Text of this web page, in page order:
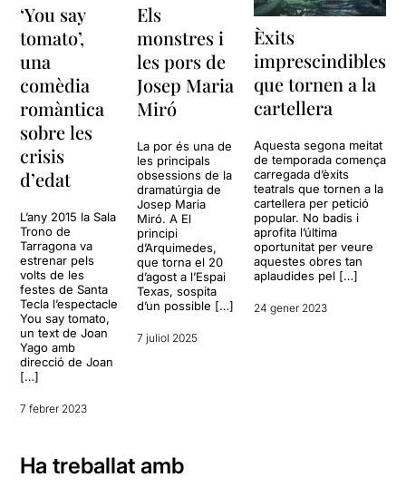
‘You say
tomato’,
una
comèdia
romàntica
sobre les
crisis
d’edat
L’any 2015 la Sala
Trono de
Tarragona va
estrenar pels
volts de les
festes de Santa
Tecla l’espectacle
You say tomato,
un text de Joan
Yago amb
direcció de Joan
[…]
7 febrer 2023
Els
monstres i
les pors de
Josep Maria
Miró
La por és una de
les principals
obsessions de la
dramatúrgia de
Josep Maria
Miró. A El
principi
d’Arquimedes,
que torna el 20
d’agost a l’Espai
Texas, sospita
d’un possible […]
7 juliol 2025
Èxits
imprescindibles
que tornen a la
cartellera
Aquesta segona meitat
de temporada comença
carregada d’èxits
teatrals que tornen a la
cartellera per petició
popular. No badis i
aprofita l’última
oportunitat per veure
aquestes obres tan
aplaudides pel […]
24 gener 2023
Ha treballat amb